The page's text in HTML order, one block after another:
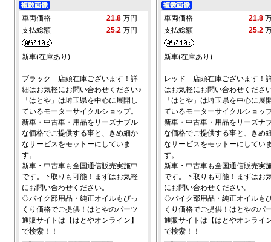
車両価格 21.8 万円
支払総額
25.2 万円
新車(在庫あり) ―
―
ブラック 店頭在庫ございます！詳
細はお気軽にお問い合わせください♪
「はとや」は埼玉県を中心に展開し
ているモーターサイクルショップ。
新車・中古車・用品をリーズナブル
な価格でご提供する事と、きめ細か
なサービスをモットーにしていま
す。
新車・中古車も全国通信販売実施中
です。下取りも可能！まずはお気軽
にお問い合わせください。
◇バイク部用品・純正オイルもびっ
くり価格でご提供！はとやのパーツ
通販サイトは【はとやオンライン】
で検索！！
車両価格 21.8
支払総額
25.2
新車(在庫あり) ―
―
レッド 店頭在庫ございます！
はお気軽にお問い合わせくださ
「はとや」は埼玉県を中心に展
ているモーターサイクルショッ
新車・中古車・用品をリーズナ
な価格でご提供する事と、きめ
なサービスをモットーにしてい
す。
新車・中古車も全国通信販売実
です。下取りも可能！まずはお
にお問い合わせください。
◇バイク部用品・純正オイルも
くり価格でご提供！はとやのパ
通販サイトは【はとやオンライ
で検索！！